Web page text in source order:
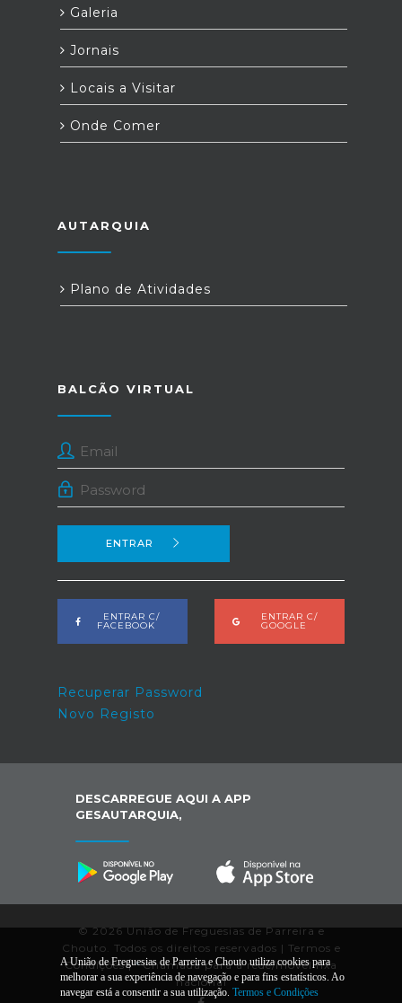
Galeria
Jornais
Locais a Visitar
Onde Comer
AUTARQUIA
Plano de Atividades
BALCÃO VIRTUAL
ENTRAR
ENTRAR C/
FACEBOOK
ENTRAR C/
GOOGLE
Recuperar Password
Novo Registo
DESCARREGUE AQUI A APP
GESAUTARQUIA,
© 2026 União de Freguesias de Parreira e
Chouto. Todos os direitos reservados | Termos e
Condições|*Chamada para a rede/móvel fixa
nacional
A União de Freguesias de Parreira e Chouto utiliza cookies para
melhorar a sua experiência de navegação e para fins estatísticos. Ao
navegar está a consentir a sua utilização. Termos e Condições